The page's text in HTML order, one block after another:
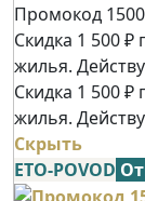
Промокод
Скидка 1 500
жилья.
Скидка 1 500
жилья.
Скрыть
ETO-POVOD